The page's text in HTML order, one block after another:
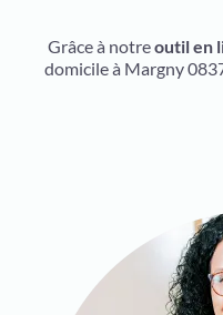
Grâce à notreoutil en
domicile à Margny